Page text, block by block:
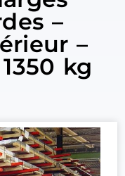
–
–
kg